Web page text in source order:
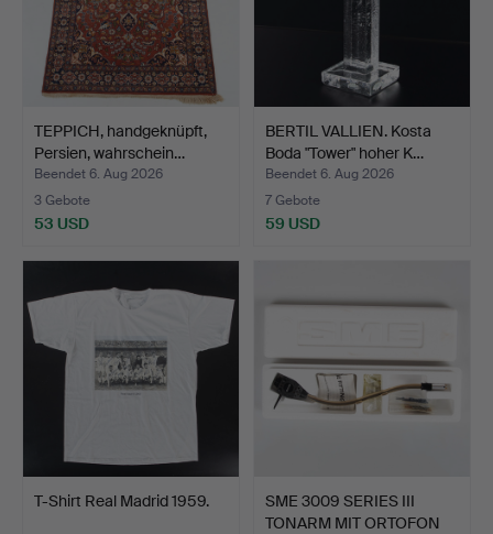
TEPPICH, handgeknüpft,
Persien, wahrschein…
Beendet 6. Aug 2026
3 Gebote
53 USD
BERTIL VALLIEN. Kosta
Boda "Tower" hoher K…
Beendet 6. Aug 2026
7 Gebote
59 USD
T-Shirt Real Madrid 1959.
SME 3009 SERIES III
TONARM MIT ORTOFON